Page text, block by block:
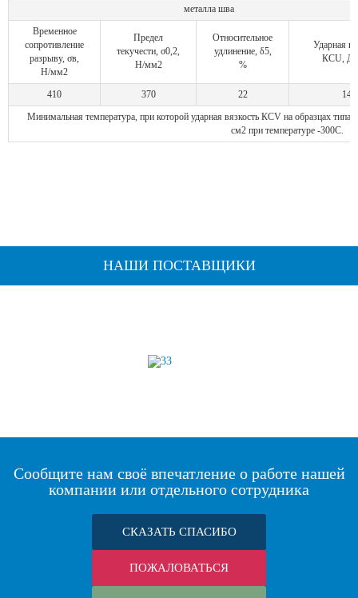
металла шва
Временное
сопротивление
разрыву, σв,
Н/мм2
Предел
текучести, σ0,2,
Н/мм2
Относительное
удлинение, δ5,
%
Ударная
КСU,
410 370 22
147
Минимальная температура, при которой ударная вязкость КСV на образцах
см2 при температуре -300С.
НАШИ ПОСТАВЩИКИ
Сообщите нам своё впечатление о работе нашей
компании или отдельного сотрудника
СКАЗАТЬ СПАСИБО
ПОЖАЛОВАТЬСЯ